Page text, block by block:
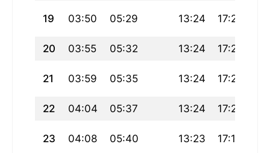
19 03:50 05:29 13:24 17:27
20 03:55 05:32 13:24 17:25
21 03:59 05:35 13:24 17:23
22 04:04 05:37 13:24 17:21
23 04:08 05:40 13:23 17:19